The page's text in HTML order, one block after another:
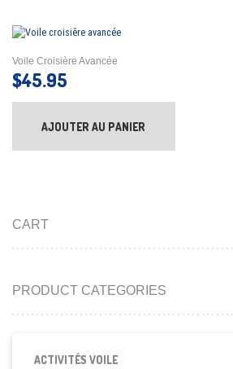
Voile Croisière Avancée
$45.95
AJOUTER AU PANIER
CART
PRODUCT CATEGORIES
ACTIVITÉS VOILE